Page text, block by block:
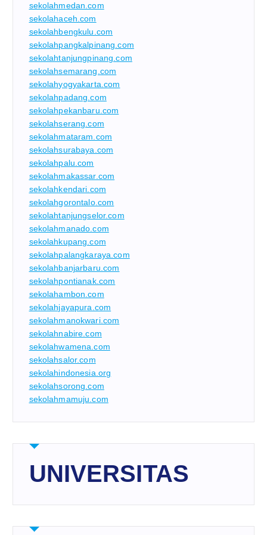
sekolahmedan.com
sekolahaceh.com
sekolahbengkulu.com
sekolahpangkalpinang.com
sekolahtanjungpinang.com
sekolahsemarang.com
sekolahyogyakarta.com
sekolahpadang.com
sekolahpekanbaru.com
sekolahserang.com
sekolahmataram.com
sekolahsurabaya.com
sekolahpalu.com
sekolahmakassar.com
sekolahkendari.com
sekolahgorontalo.com
sekolahtanjungselor.com
sekolahmanado.com
sekolahkupang.com
sekolahpalangkaraya.com
sekolahbanjarbaru.com
sekolahpontianak.com
sekolahambon.com
sekolahjayapura.com
sekolahmanokwari.com
sekolahnabire.com
sekolahwamena.com
sekolahsalor.com
sekolahindonesia.org
sekolahsorong.com
sekolahmamuju.com
UNIVERSITAS